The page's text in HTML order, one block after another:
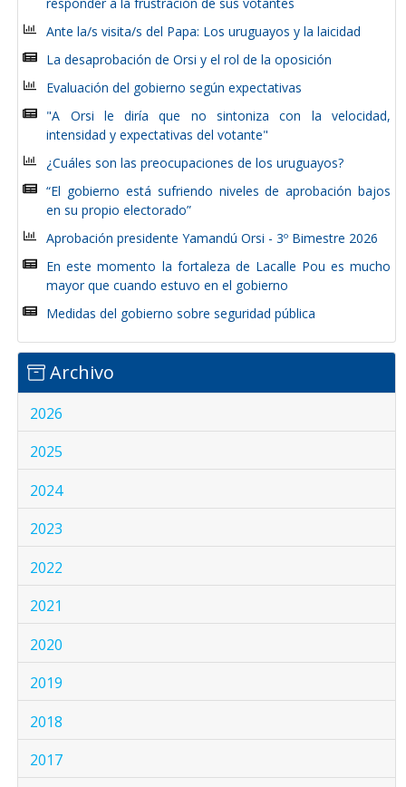
Ante la/s visita/s del Papa: Los uruguayos y la laicidad
La desaprobación de Orsi y el rol de la oposición
Evaluación del gobierno según expectativas
"A Orsi le diría que no sintoniza con la velocidad,
intensidad y expectativas del votante"
¿Cuáles son las preocupaciones de los uruguayos?
“El gobierno está sufriendo niveles de aprobación bajos
en su propio electorado”
Aprobación presidente Yamandú Orsi - 3º Bimestre 2026
En este momento la fortaleza de Lacalle Pou es mucho
mayor que cuando estuvo en el gobierno
Medidas del gobierno sobre seguridad pública
Archivo
2026
2025
2024
2023
2022
2021
2020
2019
2018
2017